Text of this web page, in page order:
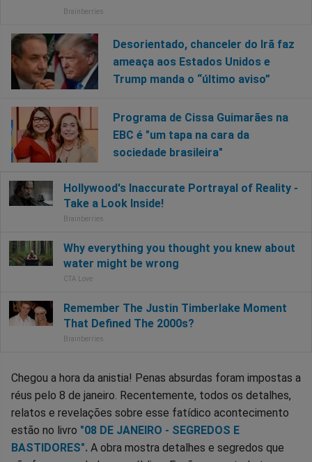
Desorientado, chanceler do Irã faz
ameaça aos Estados Unidos e
Trump manda o “último aviso”
Programa de Cissa Guimarães na
EBC é "um tapa na cara da
sociedade brasileira"
Chegou a hora da anistia! Penas absurdas foram impostas a
réus pelo 8 de janeiro. Recentemente, todos os detalhes,
relatos e revelações sobre esse fatídico acontecimento
estão no livro "08 DE JANEIRO - SEGREDOS E
BASTIDORES". A obra mostra detalhes e segredos que